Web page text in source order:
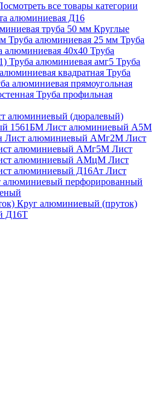
все товары категории
алюминиевая Д16
труба 50 мм Круглые
Труба алюминиевая 25 мм Труба
алюминиевая 40х40 Труба
Труба алюминиевая амг5 Труба
квадратная Труба
алюминиевая прямоугольная
Труба профильная
алюминиевый (дюралевый)
1561БМ Лист алюминиевый А5М
Лист алюминиевый АМг2М Лист
алюминиевый АМг5М Лист
алюминиевый АМцМ Лист
алюминиевый Д16Ат Лист
алюминиевый перфорированный
Круг алюминиевый (пруток)
Д16Т